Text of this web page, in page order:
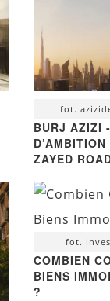
fot.
BURJ AZIZI
ZAYED
fot.
COMBIEN
BIENS
?